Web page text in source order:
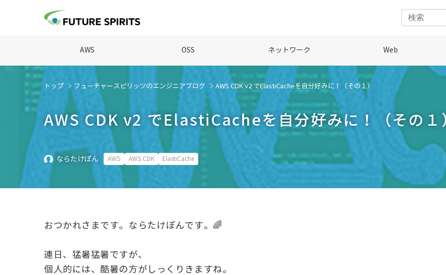
AWS OSS ネットワーク Web
トップ フューチャースピリッツのエンジニアブログ AWS CDK v2 でElastiCacheを自分好みに！（その１）
AWS CDK v2 でElastiCacheを自分好みに！（その１
ならたけぽん AWS AWS CDK ElastiCache
おつかれさまです。ならたけぽんです。🌈
連日、猛暑猛暑ですが、
個人的には、酷暑の方がしっくりきますね。